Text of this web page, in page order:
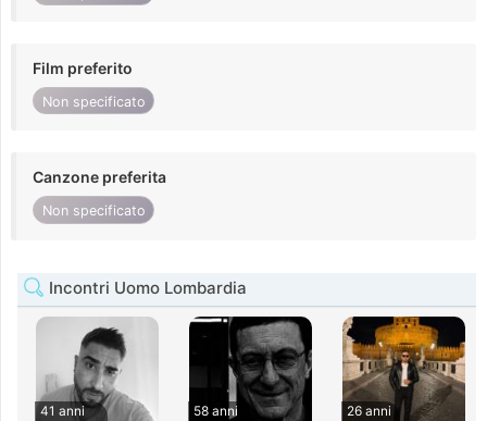
Film preferito
Non specificato
Canzone preferita
Non specificato
Incontri Uomo Lombardia
41 anni
58 anni
26 anni